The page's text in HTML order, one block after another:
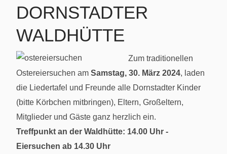
DORNSTADTER
WALDHÜTTE
Zum traditionellen
Ostereiersuchen am Samstag, 30. März 2024, laden
die Liedertafel und Freunde alle Dornstadter Kinder
(bitte Körbchen mitbringen), Eltern, Großeltern,
Mitglieder und Gäste ganz herzlich ein.
Treffpunkt an der Waldhütte: 14.00 Uhr -
Eiersuchen ab 14.30 Uhr